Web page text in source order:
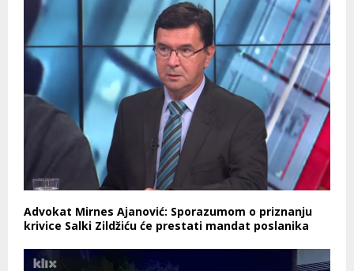
Advokat Mirnes Ajanović: Sporazumom o priznanju
krivice Salki Zildžiću će prestati mandat poslanika